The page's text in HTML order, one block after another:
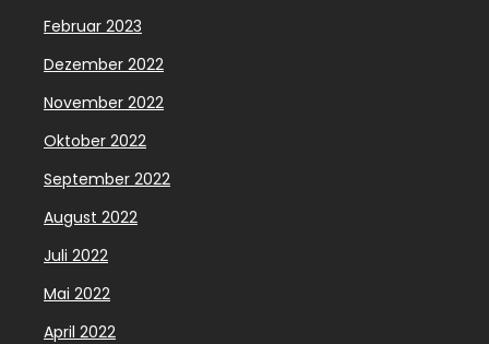
Februar 2023
Dezember 2022
November 2022
Oktober 2022
September 2022
August 2022
Juli 2022
Mai 2022
April 2022